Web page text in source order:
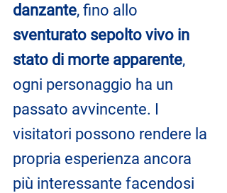
danzante, fino allo
sventurato sepolto vivo in
stato di morte apparente,
ogni personaggio ha un
passato avvincente. I
visitatori possono rendere la
propria esperienza ancora
più interessante facendosi